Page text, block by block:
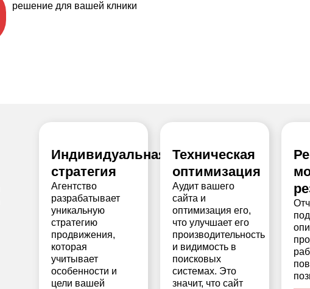
решение для вашей клники
Индивидуальная
стратегия
Агентство
разрабатывает
уникальную
стратегию
продвижения,
которая
учитывает
особенности и
цели вашей
Техническая
оптимизация
Аудит вашего
сайта и
оптимизация его,
что улучшает его
производительность
и видимость в
поисковых
системах. Это
значит, что сайт